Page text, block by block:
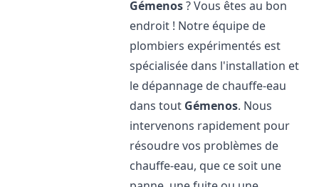
Gémenos? Vous êtes au bon
endroit ! Notre équipe de
plombiers expérimentés est
spécialisée dans l'installation et
le dépannage de chauffe-eau
dans tout Gémenos. Nous
intervenons rapidement pour
résoudre vos problèmes de
chauffe-eau, que ce soit une